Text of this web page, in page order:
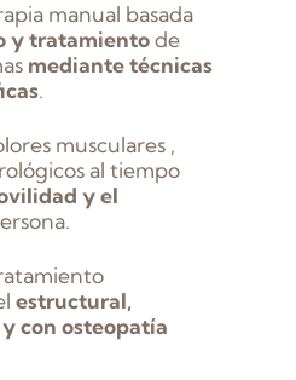
manual basada
y tratamientode
mediante técnicas
.
musculares ,
al tiempo
y el
estructural,
con osteopatía